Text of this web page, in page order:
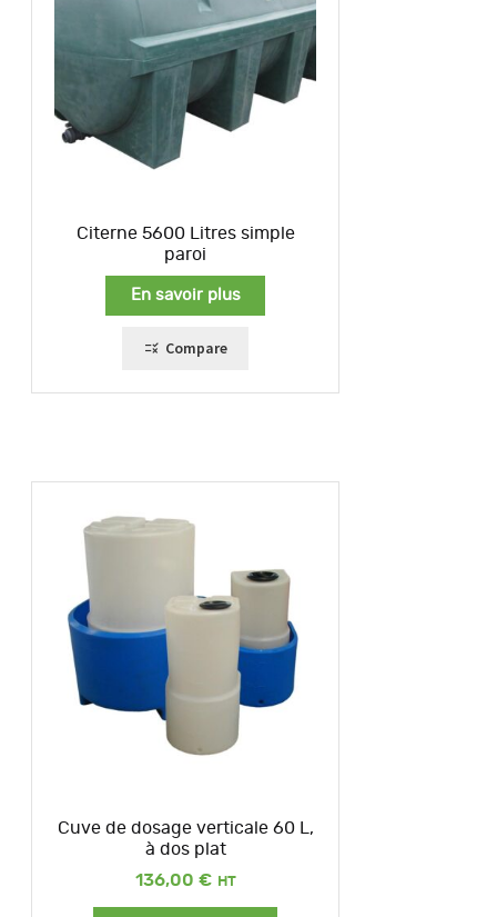
Citerne 5600 Litres simple
paroi
En savoir plus
Compare
Cuve de dosage verticale 60 L,
à dos plat
136,00 €